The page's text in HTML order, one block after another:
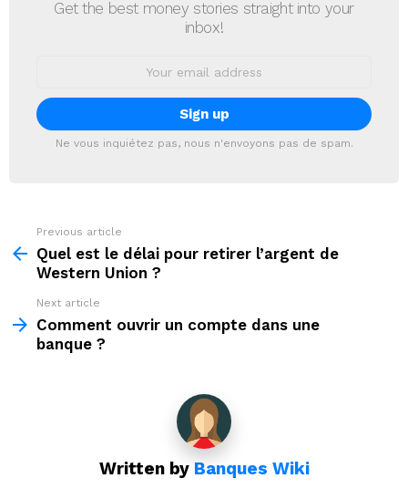
Get the best money stories straight into your
inbox!
Ne vous inquiétez pas, nous n'envoyons pas de spam.
more
Previous article
Quel est le délai pour retirer l’argent de
Western Union ?
Next article
Comment ouvrir un compte dans une
banque ?
Written by Banques Wiki